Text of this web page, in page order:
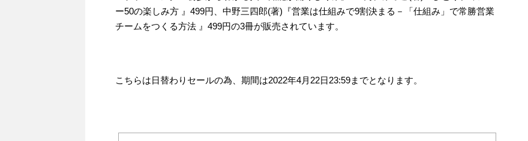
ー50の楽しみ方 』499円、中野三四郎(著)『営業は仕組みで9割決まる－「仕組み」で常勝営業
チームをつくる方法 』499円の3冊が販売されています。
こちらは日替わりセールの為、期間は2022年4月22日23:59までとなります。